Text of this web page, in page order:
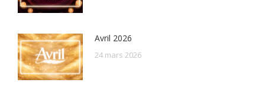
Avril 2026
24 mars 2026